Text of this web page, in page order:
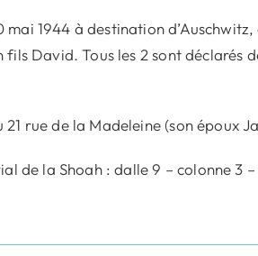
1944 à destination
David. Tous les 2 sont déclarés
rue de la Madeleine (son époux
de la Shoah : dalle 9 – colonne 3